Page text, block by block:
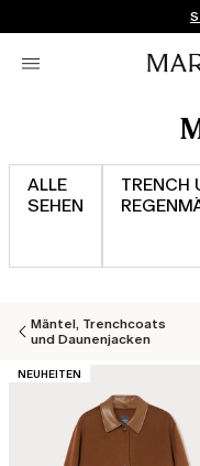
KOSTENLOSE
Sie haben kein
ALLE
SEHEN
TRENCH
Mäntel, Trenchcoats
und Daunenjacken
KATEGORIE:
NEUHEITEN